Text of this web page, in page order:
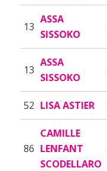
13
ASSA
SISSOKO
13
ASSA
SISSOKO
52 LISA ASTIER
86
CAMILLE
LENFANT
SCODELLARO